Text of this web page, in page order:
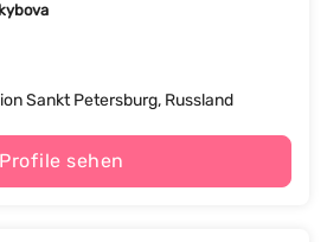
Sankt Petersburg, Russland
Profile sehen